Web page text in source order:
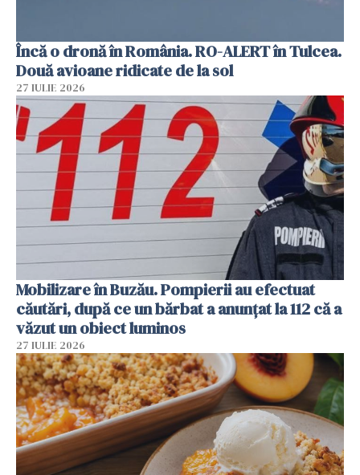
Încă o dronă în România. RO-ALERT în Tulcea.
Două avioane ridicate de la sol
27 IULIE 2026
Mobilizare în Buzău. Pompierii au efectuat
căutări, după ce un bărbat a anunțat la 112 că a
văzut un obiect luminos
27 IULIE 2026